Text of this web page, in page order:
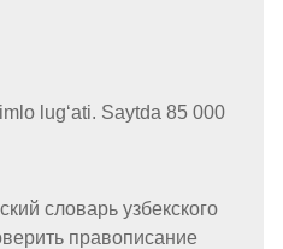
lugʻati. Saytda 85 000
словарь узбекского
правописание